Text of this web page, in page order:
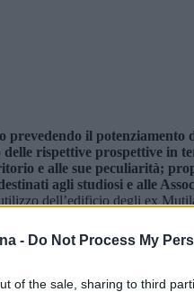
- Do Not Process My
of the sale, sharing to third
il
rispettive prospettive in
e alle sue peculiarità;
agli studiosi e alle
dell’edificio degli ex
dorico tra Passetto e
rappresenti il maggiore
il Parco del
del proprio